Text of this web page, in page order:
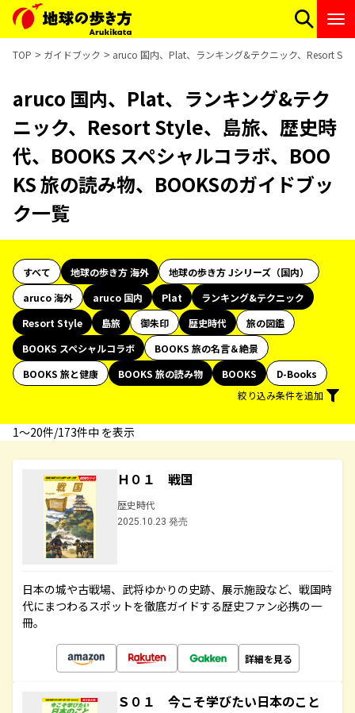
TOP ガイドブック aruco 国内、Plat、ランキング&テクニック、Resort
aruco 国内、Plat、ランキング&テク
ニック、Resort Style、島旅、歴史時
代、BOOKS スペシャルコラボ、BOO
KS 旅の読み物、BOOKSのガイドブッ
ク一覧
すべて 地球の歩き方 海外
地球の歩き方 Jシリーズ（国内）
aruco 海外
aruco 国内 Plat
ランキング&テクニック
Resort Style
島旅 御朱印 歴史時代
旅の図鑑
BOOKS スペシャルコラボ
BOOKS 旅の名言＆絶景
BOOKS 旅と健康
BOOKS 旅の読み物 BOOKS
D-Books
絞り込み条件を追加
1〜20件/173件中 を表示
Ｈ０１ 戦国
歴史時代
2025.10.23 発売
日本の城や古戦場、武将ゆかりの史跡、展示施設など、戦国時
代にまつわるスポットを徹底ガイドする歴史ファン必携の一
冊。
詳細を見る
Ｓ０１ 今こそ学びたい日本のこと